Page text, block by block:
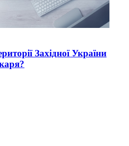
Західної України